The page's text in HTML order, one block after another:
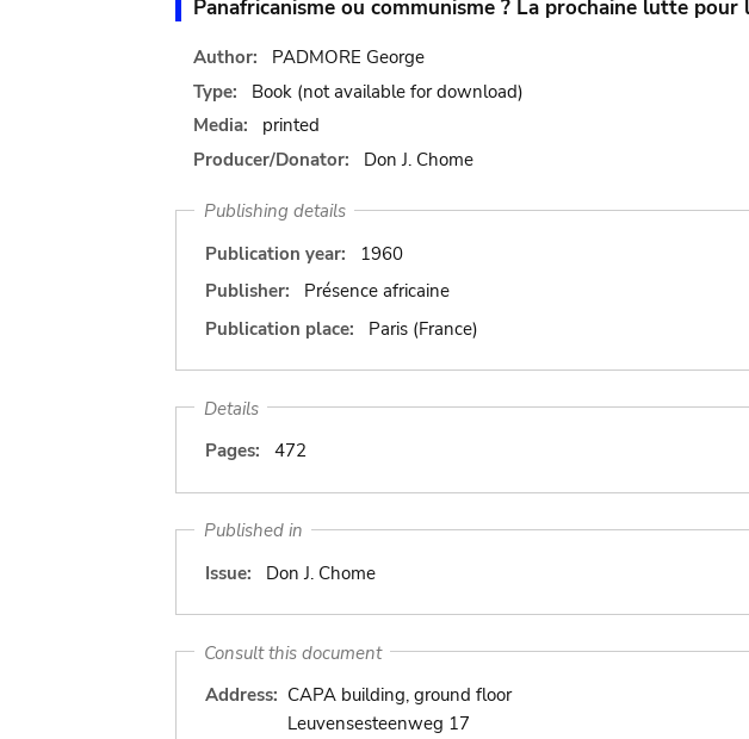
Panafricanisme ou communisme ? La prochaine lutte
Author:
PADMORE George
Type:
Book (not available for download)
Media:
printed
Producer/Donator:
Don J. Chome
Publishing details
Publication year:
1960
Publisher:
Présence africaine
Publication place:
Paris (France)
Details
Pages:
472
Published in
Issue:
Don J. Chome
Consult this document
Address: CAPA building, ground floor
Leuvensesteenweg 17